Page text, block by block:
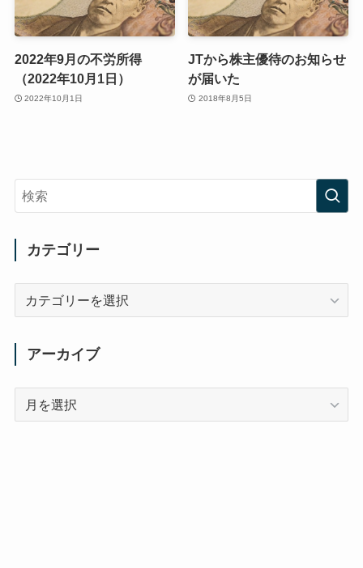
2022年9月の不労所得
（2022年10月1日）
2022年10月1日
JTから株主優待のお知らせ
が届いた
2018年8月5日
カテゴリー
アーカイブ